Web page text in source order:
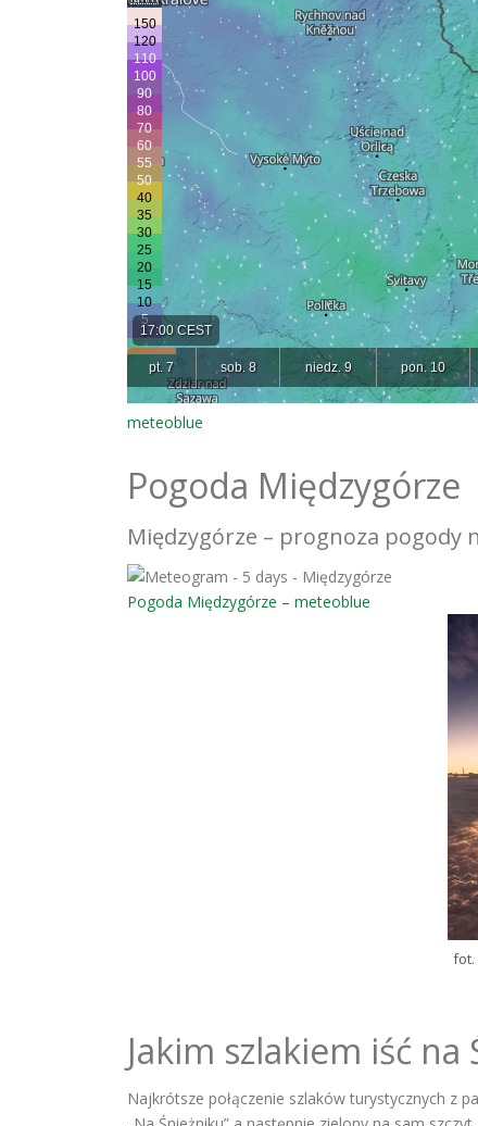
meteoblue
Pogoda Międzygórze
Międzygórze – prognoza pogody
Pogoda Międzygórze – meteoblue
fot.
Jakim szlakiem iść
Najkrótsze połączenie szlaków turystycznych z